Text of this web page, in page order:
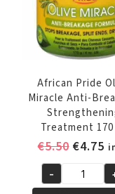
African Pride
Miracle Anti-
Treatment
€5.50
was:
€4.75
African
-